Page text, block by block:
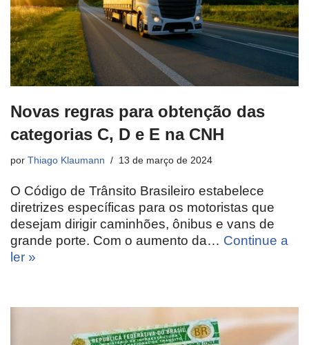
Novas regras para obtenção das
categorias C, D e E na CNH
por Thiago Klaumann 13 de março de 2024
O Código de Trânsito Brasileiro estabelece
diretrizes específicas para os motoristas que
desejam dirigir caminhões, ônibus e vans de
grande porte. Com o aumento da… Continue a
ler »